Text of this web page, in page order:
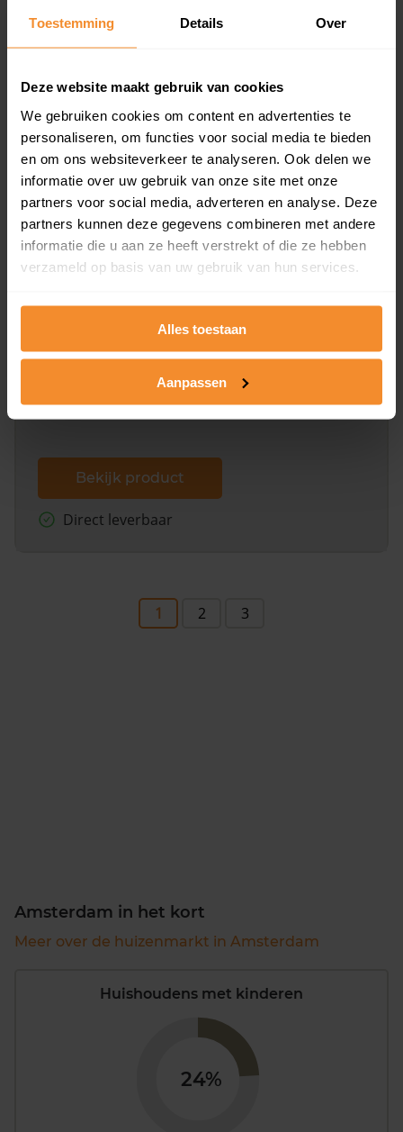
Toestemming Details Over
Deze website maakt gebruik van cookies
We gebruiken cookies om content en advertenties te
personaliseren, om functies voor social media te bieden
en om ons websiteverkeer te analyseren. Ook delen we
informatie over uw gebruik van onze site met onze
partners voor social media, adverteren en analyse. Deze
partners kunnen deze gegevens combineren met andere
informatie die u aan ze heeft verstrekt of die ze hebben
verzameld op basis van uw gebruik van hun services.
Alles toestaan
Aanpassen
Een overzicht van alle verkochte woningen (koopsom
en koopdatum) binnen een postcodegebied. Dit
Bekijk product
Direct leverbaar
Een uitgebreid overzicht van het perceel en
dit inclusief de luchtfoto!
Bekijk product
Direct leverbaar
1 2 3
Amsterdam in het kort
Meer over de huizenmarkt in Amsterdam
Huishoudens met kinderen
24%